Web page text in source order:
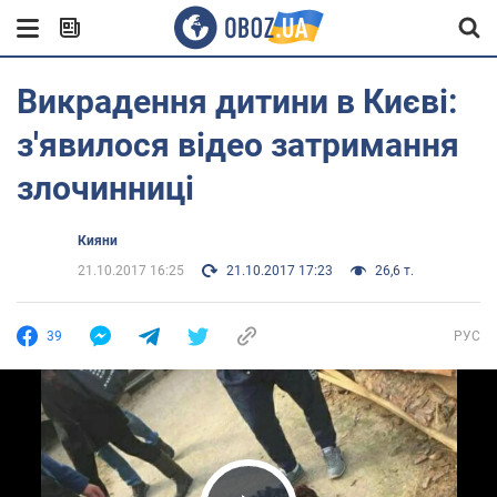
Викрадення дитини в Києві:
з'явилося відео затримання
злочинниці
Кияни
21.10.2017 16:25
21.10.2017 17:23 26,6 т.
39 РУС